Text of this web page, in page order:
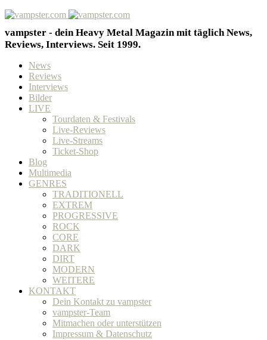
vampster - dein Heavy Metal Magazin mit täglich News,
Reviews, Interviews. Seit 1999.
News
Reviews
Interviews
Bilder
LIVE
Tourdaten & Festivals
Live-Reviews
Live-Streams
Ticket-Shop
Blog
Multimedia
GENRES
TRADITIONELL
EXTREM
PROGRESSIVE
ROCK
CORE
DARK
DIRT
MODERN
WEITERE
KONTAKT
Dein Kontakt zu vampster
vampster-Team
Mitmachen oder unterstützen
Impressum & Datenschutz